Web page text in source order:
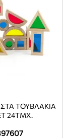
ΤΟΥΒΛΆΚΙΑ
24ΤΜΧ.